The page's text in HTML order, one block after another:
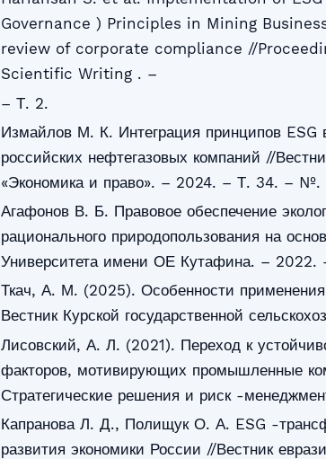
Governance ) Principles in Mining
review of corporate compliance //
Scientific Writing . –
– Т. 2.
Измайлов М. К. Интеграция принципов ESG
российских нефтегазовых компаний //
«Экономика и право». – 2024. – Т. 34. –
Агафонов В. Б. Правовое обеспечение
рационального природопользования на
Университета имени ОЕ Кутафина. –
Ткач, А. М. (2025). Особенности применения
Вестник Курской государственной
Лисовский, А. Л. (2021). Переход к
факторов, мотивирующих промышленные
Стратегические решения и риск -
Капранова Л. Д., Полищук О. А. ESG -
развития экономики России //Вестник